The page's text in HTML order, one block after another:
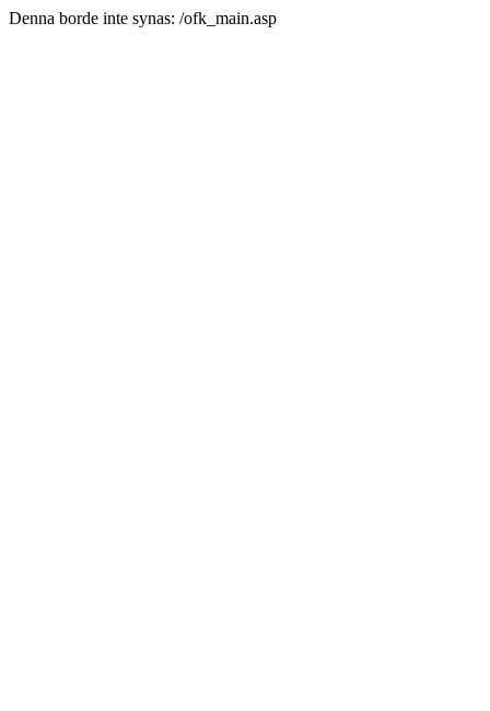
Denna borde inte synas: /ofk_main.asp